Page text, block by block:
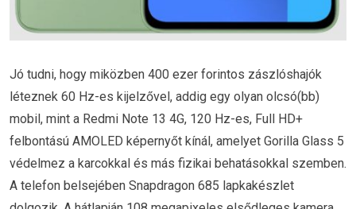
Jó tudni, hogy miközben 400 ezer forintos zászlóshajók
léteznek 60 Hz-es kijelzővel, addig egy olyan olcsó(bb)
mobil, mint a Redmi Note 13 4G, 120 Hz-es, Full HD+
felbontású AMOLED képernyőt kínál, amelyet Gorilla Glass 5
védelmez a karcokkal és más fizikai behatásokkal szemben.
A telefon belsejében Snapdragon 685 lapkakészlet